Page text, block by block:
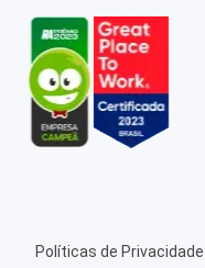
Políticas de Privacidade